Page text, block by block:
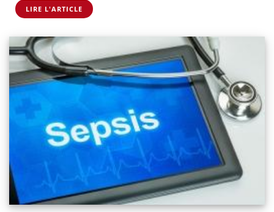
LIRE L'ARTICLE